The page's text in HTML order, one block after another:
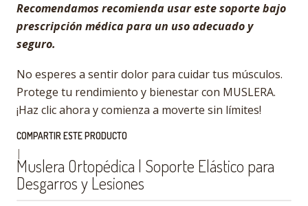
Recomendamos recomienda usar este soporte bajo
prescripción médica para un uso adecuado y
seguro.
No esperes a sentir dolor para cuidar tus músculos.
Protege tu rendimiento y bienestar con MUSLERA.
¡Haz clic ahora y comienza a moverte sin límites!
COMPARTIR ESTE PRODUCTO
|
Muslera Ortopédica | Soporte Elástico para
Desgarros y Lesiones